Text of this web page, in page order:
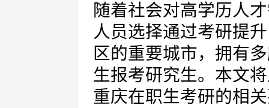
随着社会对高学历人
人员选择通过考研提
区的重要城市，拥有
生报考研究生。本文
重庆在职生考研的相